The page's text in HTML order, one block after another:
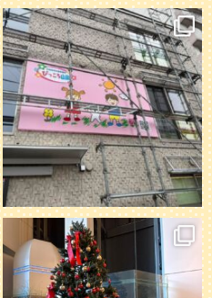
『ぴっころ山鼻』オープンに向けて準備
が着々と進んでいます。
皆さんお楽しみに〜
...
26 0
ケアプランN onnoのケアマネさん達と、
プリンスホテルで女子会ランチビュッフ
ェを開催しました
22 0